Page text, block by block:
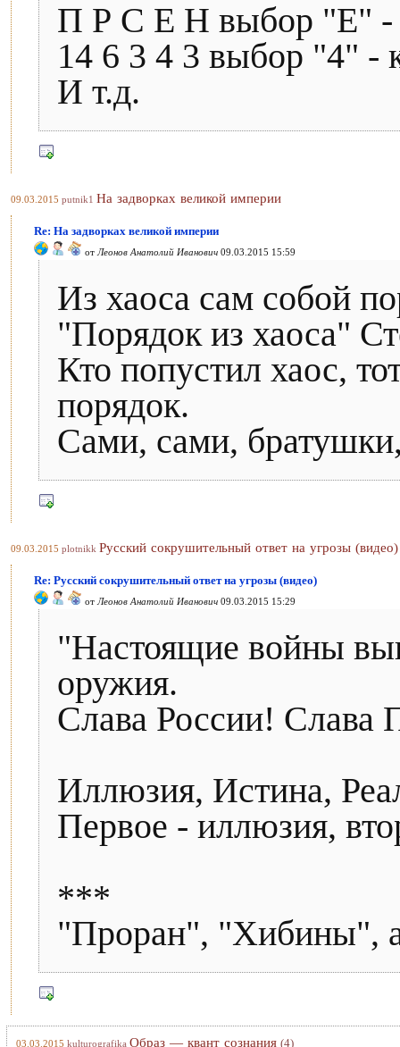
П Р С Е Н выбор "Е" -
14 6 3 4 3 выбор "4" -
И т.д.
09.03.2015 putnik1 На задворках великой империи
Re: На задворках великой империи
от Леонов Анатолий Иванович 09.03.2015 15:59
Из хаоса сам собой
"Порядок из хаоса"
Кто попустил хаос,
порядок.
Сами, сами,
09.03.2015 plotnikk Русский сокрушительный ответ на угрозы (видео)
Re: Русский сокрушительный ответ на угрозы (видео)
от Леонов Анатолий Иванович 09.03.2015 15:29
"Настоящие войны
оружия.
Слава России! Слава
Иллюзия, Истина,
Первое - иллюзия,
***
"Проран", "Хибины",
03.03.2015 kulturografika Образ — квант сознания (4)